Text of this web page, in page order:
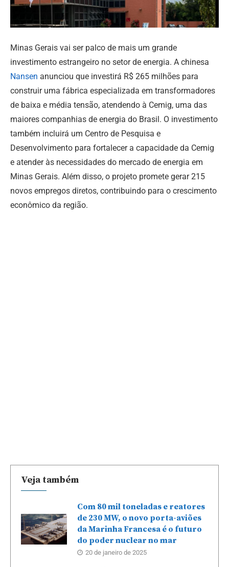
Minas Gerais vai ser palco de mais um grande
investimento estrangeiro no setor de energia. A chinesa
Nansen anunciou que investirá R$ 265 milhões para
construir uma fábrica especializada em transformadores
de baixa e média tensão, atendendo à Cemig, uma das
maiores companhias de energia do Brasil. O investimento
também incluirá um Centro de Pesquisa e
Desenvolvimento para fortalecer a capacidade da Cemig
e atender às necessidades do mercado de energia em
Minas Gerais. Além disso, o projeto promete gerar 215
novos empregos diretos, contribuindo para o crescimento
econômico da região.
Veja também
Com 80 mil toneladas e reatores
de 230 MW, o novo porta-aviões
da Marinha Francesa é o futuro
do poder nuclear no mar
20 de janeiro de 2025